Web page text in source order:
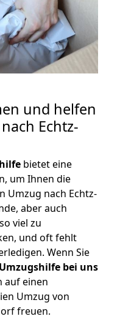
und helfen
Echtz-
bietet eine
um Ihnen die
Umzug nach Echtz-
aber auch
viel zu
und oft fehlt
Wenn Sie
bei uns
auf einen
Umzug von
freuen.